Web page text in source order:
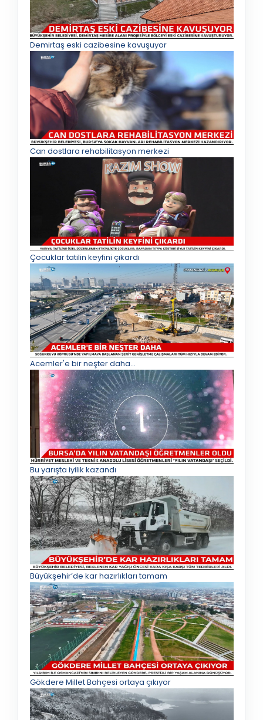
Demirtaş eski cazibesine kavuşuyor
Can dostlara rehabilitasyon merkezi
Çocuklar tatilin keyfini çıkardı
Acemler'e bir neşter daha...
Bu yarışta iyilik kazandı
Büyükşehir’de kar hazırlıkları tamam
Gökdere Millet Bahçesi ortaya çıkıyor